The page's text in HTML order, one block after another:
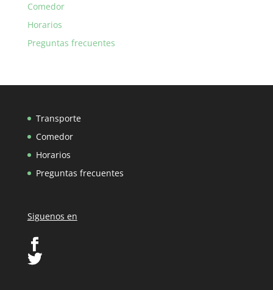
Comedor
Horarios
Preguntas frecuentes
Transporte
Comedor
Horarios
Preguntas frecuentes
Siguenos en